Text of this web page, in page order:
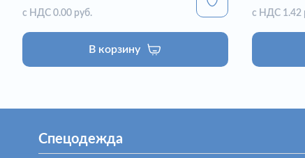
с НДС 0.00 руб.
В корзину
с НДС 1.42
Спецодежда